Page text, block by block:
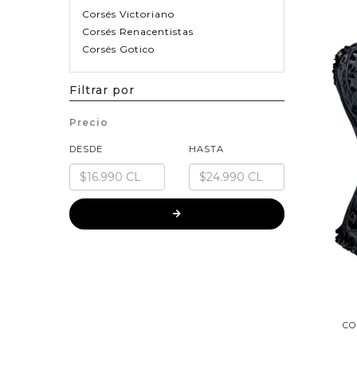
Corsés Victoriano
Corsés Renacentistas
Corsés Gotico
Filtrar por
Precio
DESDE HASTA